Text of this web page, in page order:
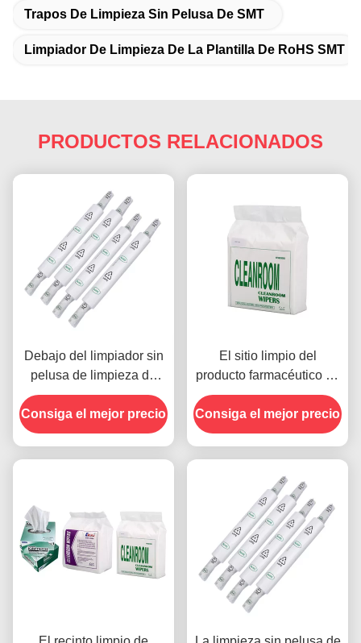
Trapos De Limpieza Sin Pelusa De SMT
Limpiador De Limpieza De La Plantilla De RoHS SMT
PRODUCTOS RELACIONADOS
Debajo del limpiador sin
pelusa de limpieza de
Rolls del limpiador de la
plantilla de SMT para las
impresoras del PWB
Consiga el mejor precio
El sitio limpio del
producto farmacéutico de
la electrónica limpia el
ODM sin pelusa del OEM
de los nonwovens
Consiga el mejor precio